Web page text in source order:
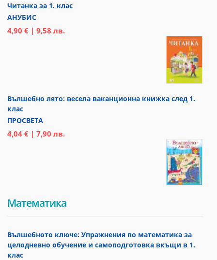
Читанка за 1. клас
АНУБИС
4,90 € | 9,58 лв.
Вълшебно лято: весела ваканционна книжка след 1.
клас
ПРОСВЕТА
4,04 € | 7,90 лв.
Математика
Вълшебното ключе: Упражнения по математика за
целодневно обучение и самоподготовка вкъщи в 1.
клас